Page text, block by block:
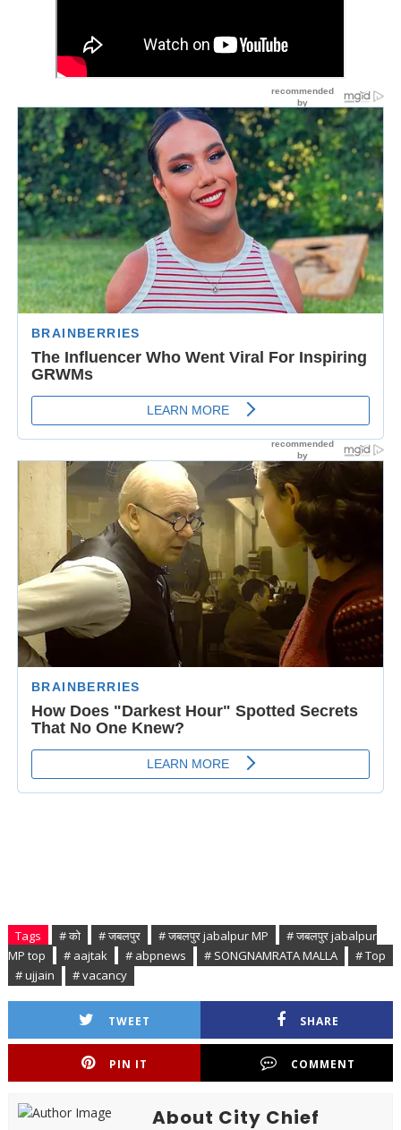
Tags # को # जबलपुर # जबलपुर jabalpur MP
# जबलपुर jabalpur
MP top
# aajtak # abpnews # SONGNAMRATA MALLA
# Top
# ujjain
# vacancy
TWEET SHARE
PIN IT COMMENT
About City Chief